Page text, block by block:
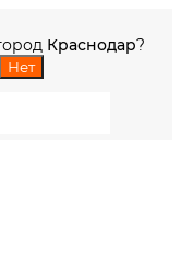
Краснодар?